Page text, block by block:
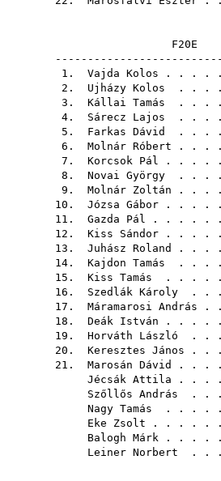
1. Vajda Kolos . . . .
2. Ujházy Kolos . . .
3. Kállai Tamás . . .
4. Sárecz Lajos . . .
5. Farkas Dávid . . .
6. Molnár Róbert . . .
7. Korcsok Pál . . . .
8. Novai György . . .
9. Molnár Zoltán . . .
10. Józsa Gábor . . . .
11. Gazda Pál . . . . .
12. Kiss Sándor . . . .
13. Juhász Roland . . .
14. Kajdon Tamás . . .
15. Kiss Tamás . . . .
16. Szedlák Károly . .
17. Máramarosi András .
18. Deák István . . . .
19. Horváth László . .
20. Keresztes János . .
21. Marosán Dávid . . .
Jécsák Attila . . .
Szőllős András . .
Nagy Tamás . . . .
Eke Zsolt . . . . .
Balogh Márk . . . .
Leiner Norbert . .